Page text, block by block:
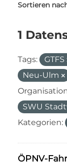
Sortieren
1
Tags: GTFS
Neu-Ulm
SWU
Kategorien:
ÖPNV-